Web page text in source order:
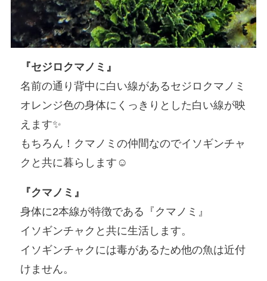
『セジロクマノミ』
名前の通り背中に白い線があるセジロクマノミ
オレンジ色の身体にくっきりとした白い線が映
えます✨
もちろん！クマノミの仲間なのでイソギンチャ
クと共に暮らします☺️
『クマノミ』
身体に2本線が特徴である『クマノミ』
イソギンチャクと共に生活します。
イソギンチャクには毒があるため他の魚は近付
けません。